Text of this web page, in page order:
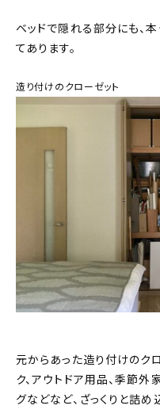
ベッドで隠れる部分にも、
てあります。
造り付けのクローゼット
元からあった造り付けのク
ク、アウトドア用品、季節
グなどなど、ざっくりと詰め